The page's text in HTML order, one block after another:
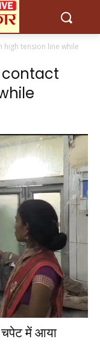
high tension line while
contact
में आया